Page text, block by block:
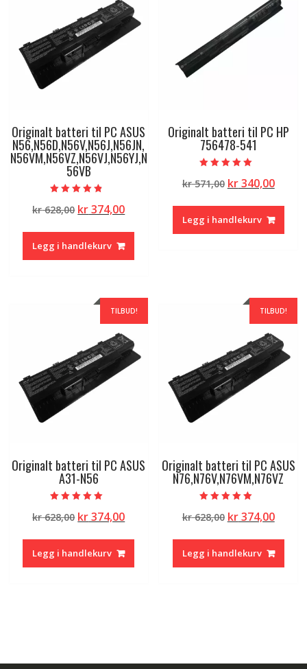
Originalt batteri til PC ASUS
N56,N56D,N56V,N56J,N56JN,
N56VM,N56VZ,N56VJ,N56YJ,N
56VB
4.50
av 5
kr628,00 Opprinnelig
var:
kr 628,00.
kr374,00Nåværende
kr 374,00.
Legg i handlekurv
Originalt batteri til PC HP
756478-541
5.00
av 5
kr571,00 Opprinnelig
var:
kr 571,00.
kr340,00
kr
Legg i handlekurv
TILBUD!
Originalt batteri til PC ASUS
A31-N56
5.00
av 5
kr628,00 Opprinnelig
var:
kr 628,00.
kr374,00Nåværende
kr 374,00.
Legg i handlekurv
TILBUD!
Originalt batteri til PC ASUS
N76,N76V,N76VM,N76VZ
5.00
av 5
kr628,00 Opprinnelig
var:
kr 628,00.
kr374,00
kr
Legg i handlekurv